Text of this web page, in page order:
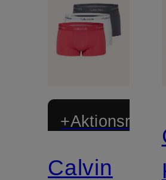
+Aktionsrabatt
Calvin